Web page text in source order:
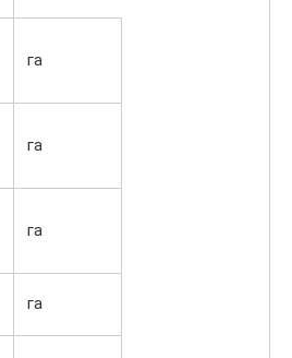
га
га
га
га